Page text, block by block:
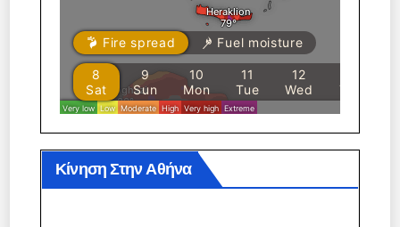
Κίνηση Στην Αθήνα